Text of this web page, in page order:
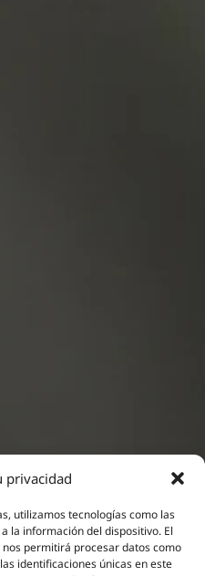
privacidad
utilizamos tecnologías como las
la información del dispositivo. El
permitirá procesar datos como
identificaciones únicas en este